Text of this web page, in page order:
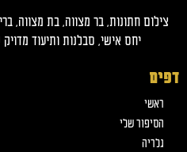
צילום חתונות, בר מצווה, בת מצווה,
יחס אישי, סבלנות ותיעוד
דפים
ראשי
הסיפור שלי
גלריה